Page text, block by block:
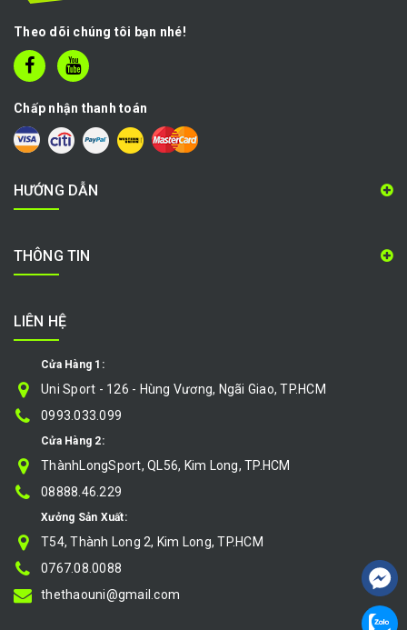
Theo dõi chúng tôi bạn nhé!
Chấp nhận thanh toán
HƯỚNG DẪN
THÔNG TIN
LIÊN HỆ
Cửa Hàng 1:
Uni Sport - 126 - Hùng Vương, Ngãi Giao, TP.HCM
0993.033.099
Cửa Hàng 2:
ThànhLongSport, QL56, Kim Long, TP.HCM
08888.46.229
Xưởng Sản Xuất:
T54, Thành Long 2, Kim Long, TP.HCM
0767.08.0088
thethaouni@gmail.com